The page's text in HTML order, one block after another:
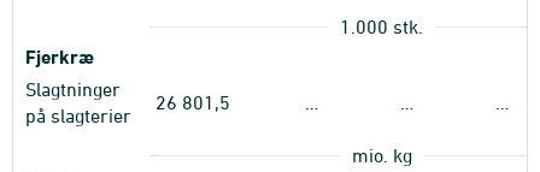
1.000 stk.
Fjerkræ
Slagtninger
på slagterier
26 801,5
mio. kg